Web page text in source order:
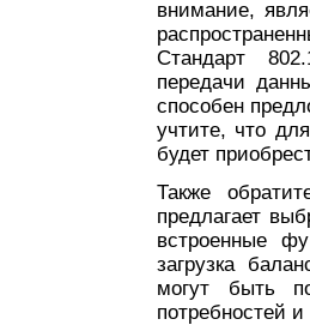
внимание,
Стандарт
передачи
способен
учтите, что
будет
Также
предлагает
встроенные
загрузка
могут быть
потребностей